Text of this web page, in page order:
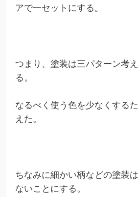
アで一セットにする。
つまり、塗装は三パターン考
る。
なるべく使う色を少なくする
えた。
ちなみに細かい柄などの塗装
ないことにする。